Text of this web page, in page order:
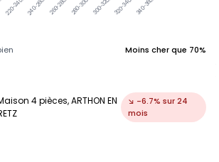
220-240k240-260k260-280k280-300k300-320k320-340k340-360k
Moins cher que 70%
4 pièces, ARTHON EN
↘ -6.7% sur 24
mois